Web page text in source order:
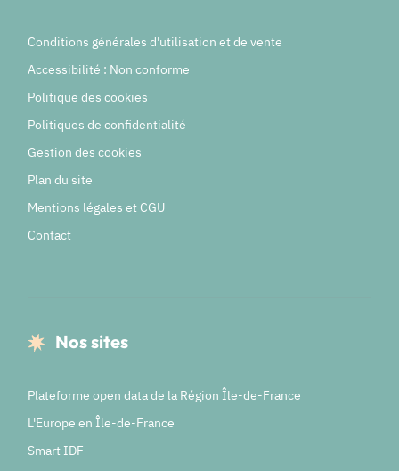
Conditions générales d'utilisation et de vente
Accessibilité : Non conforme
Politique des cookies
Politiques de confidentialité
Gestion des cookies
Plan du site
Mentions légales et CGU
Contact
Nos sites
Plateforme open data de la Région Île-de-France
L'Europe en Île-de-France
Smart IDF